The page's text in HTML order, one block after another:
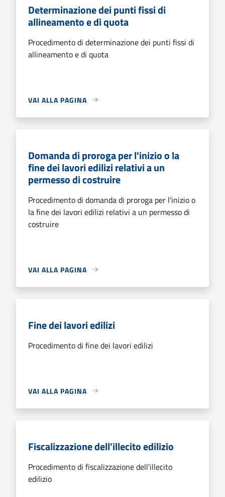
Determinazione dei punti fissi di
allineamento e di quota
Procedimento di determinazione dei punti fissi di
allineamento e di quota
VAI ALLA PAGINA
Domanda di proroga per l'inizio o la
fine dei lavori edilizi relativi a un
permesso di costruire
Procedimento di domanda di proroga per l'inizio o
la fine dei lavori edilizi relativi a un permesso di
costruire
VAI ALLA PAGINA
Fine dei lavori edilizi
Procedimento di fine dei lavori edilizi
VAI ALLA PAGINA
Fiscalizzazione dell'illecito edilizio
Procedimento di fiscalizzazione dell'illecito
edilizio